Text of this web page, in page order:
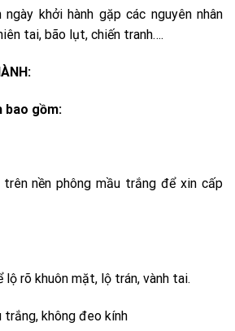
khởi hành gặp các nguyên nhân
tai, bão lụt, chiến tranh….
bao gồm:
nền phông mầu trắng để xin cấp
lộ rõ khuôn mặt, lộ trán, vành tai.
trắng, không đeo kính